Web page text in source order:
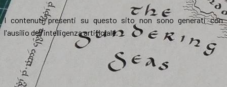
I contenuti presenti su questo sito non sono generati con
l'ausilio dell'intelligenza artificiale.